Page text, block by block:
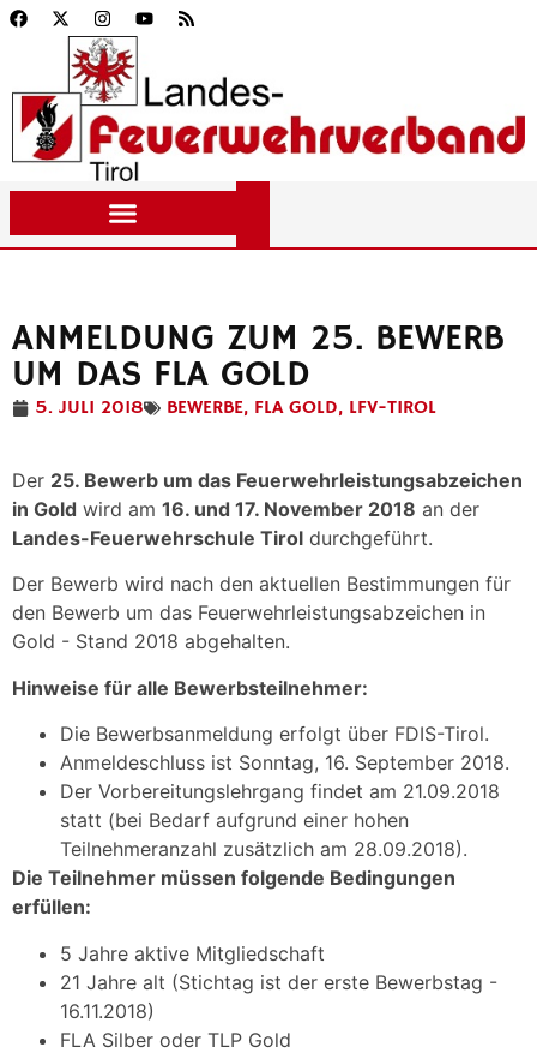
ANMELDUNG ZUM 25. BEWERB
UM DAS FLA GOLD
5. JULI 2018 BEWERBE, FLA GOLD, LFV-TIROL
Der 25. Bewerb um das Feuerwehrleistungsabzeichen
in Gold wird am 16. und 17. November 2018 an der
Landes-Feuerwehrschule Tirol durchgeführt.
Der Bewerb wird nach den aktuellen Bestimmungen für
den Bewerb um das Feuerwehrleistungsabzeichen in
Gold - Stand 2018 abgehalten.
Hinweise für alle Bewerbsteilnehmer:
Die Bewerbsanmeldung erfolgt über FDIS-Tirol.
Anmeldeschluss ist Sonntag, 16. September 2018.
Der Vorbereitungslehrgang findet am 21.09.2018
statt (bei Bedarf aufgrund einer hohen
Teilnehmeranzahl zusätzlich am 28.09.2018).
Die Teilnehmer müssen folgende Bedingungen
erfüllen:
5 Jahre aktive Mitgliedschaft
21 Jahre alt (Stichtag ist der erste Bewerbstag -
16.11.2018)
FLA Silber oder TLP Gold